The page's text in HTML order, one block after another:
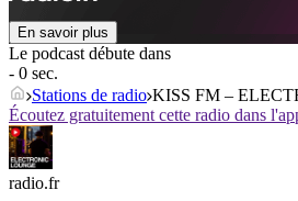
En savoir plus
Le podcast débute dans
- 0 sec.
Stations de radio KISS FM –
Écoutez gratuitement cette radio dans
radio.fr